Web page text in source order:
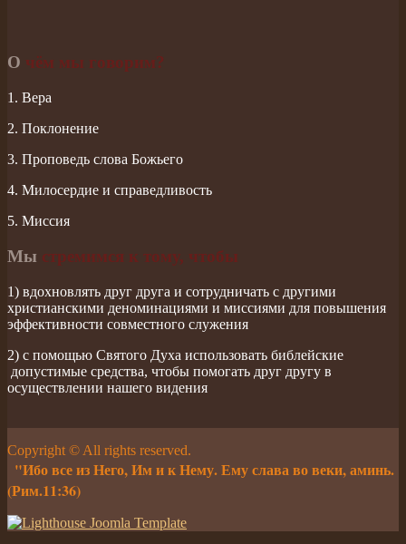
О чём мы говорим?
1. Вера
2. Поклонение
3. Проповедь слова Божьего
4. Милосердие и справедливость
5. Миссия
Мы стремимся к тому, чтобы
1) вдохновлять друг друга и сотрудничать с другими
христианскими деноминациями и миссиями для повышения
эффективности совместного служения
2) с помощью Святого Духа использовать библейские
допустимые средства, чтобы помогать друг другу в
осуществлении нашего видения
Copyright © All rights reserved.
"Ибо все из Него, Им и к Нему. Ему слава во веки, аминь.
(Рим.11:36)